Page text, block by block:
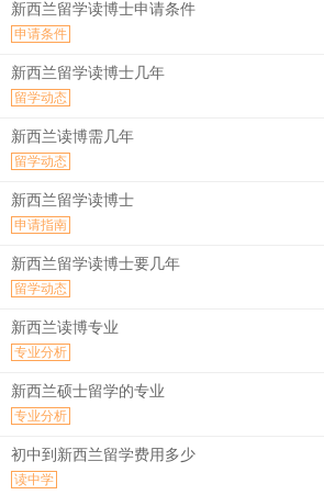
新西兰留学读博士申请条件
申请条件
新西兰留学读博士几年
留学动态
新西兰读博需几年
留学动态
新西兰留学读博士
申请指南
新西兰留学读博士要几年
留学动态
新西兰读博专业
专业分析
新西兰硕士留学的专业
专业分析
初中到新西兰留学费用多少
读中学